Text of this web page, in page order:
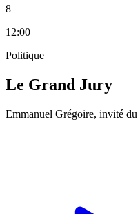
8
12:00
Politique
Le Grand Jury
Emmanuel Grégoire, invité du